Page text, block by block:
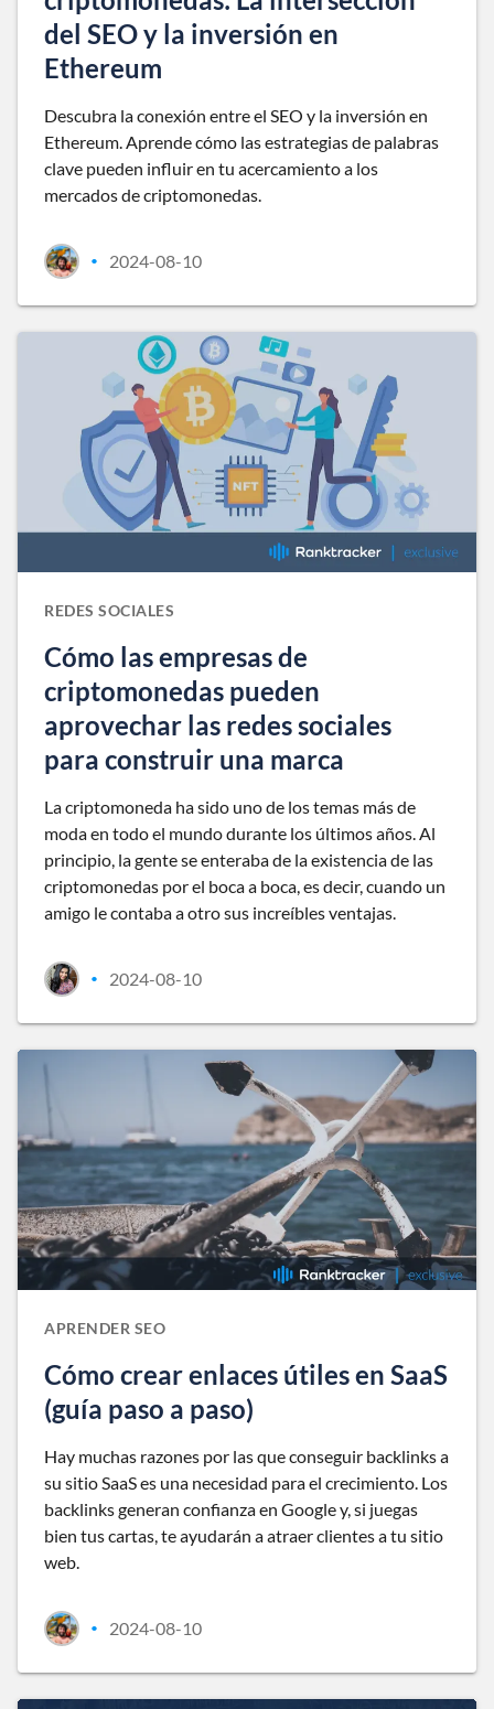
del SEO y la inversión en
Ethereum
Descubra la conexión entre el SEO y la inversión en
Ethereum. Aprende cómo las estrategias de palabras
clave pueden influir en tu acercamiento a los
mercados de criptomonedas.
• 2024-08-10
REDES SOCIALES
Cómo las empresas de
criptomonedas pueden
aprovechar las redes sociales
para construir una marca
La criptomoneda ha sido uno de los temas más de
moda en todo el mundo durante los últimos años. Al
principio, la gente se enteraba de la existencia de las
criptomonedas por el boca a boca, es decir, cuando un
amigo le contaba a otro sus increíbles ventajas.
• 2024-08-10
APRENDER SEO
Cómo crear enlaces útiles en SaaS
(guía paso a paso)
Hay muchas razones por las que conseguir backlinks a
su sitio SaaS es una necesidad para el crecimiento. Los
backlinks generan confianza en Google y, si juegas
bien tus cartas, te ayudarán a atraer clientes a tu sitio
web.
• 2024-08-10